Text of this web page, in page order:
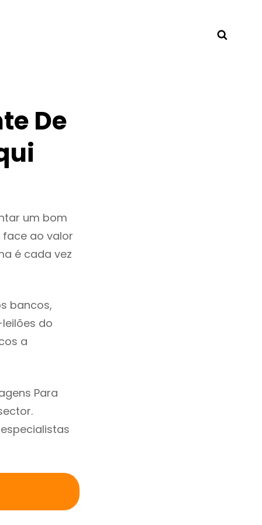
De
um bom
ao valor
é cada vez
bancos,
do
a
Para